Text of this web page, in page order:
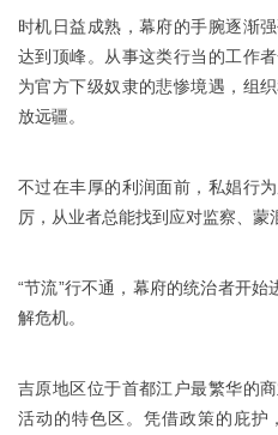
时机日益成熟，幕府的手腕逐渐
达到顶峰。从事这类行当的工作
为官方下级奴隶的悲惨境遇，组
放远疆。
不过在丰厚的利润面前，私娼行
厉，从业者总能找到应对监察、蒙
“节流”行不通，幕府的统治者开始
解危机。
吉原地区位于首都江户最繁华的
活动的特色区。凭借政策的庇护